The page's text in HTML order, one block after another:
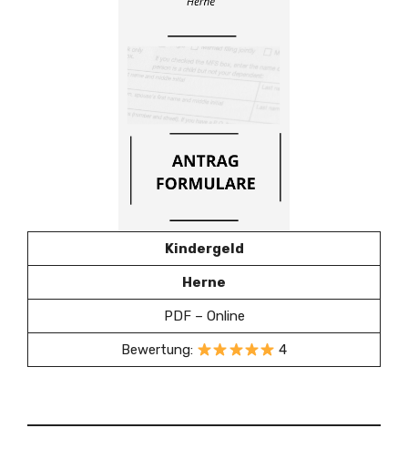
Kindergeld
Herne
PDF – Online
Bewertung: 4